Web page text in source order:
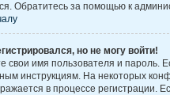
Обратитесь за помощью к
но не могу войти!
свои имя пользователя и пароль.
инструкциям. На некоторых
в процессе регистрации.